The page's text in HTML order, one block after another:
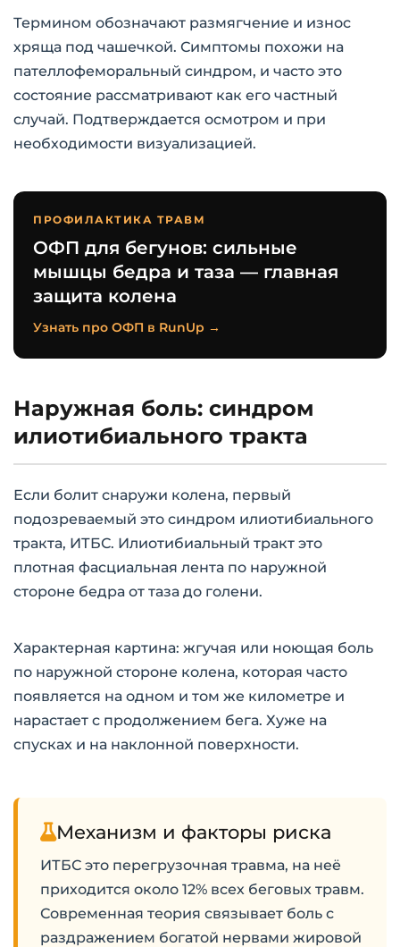
Термином обозначают размягчение и износ
хряща под чашечкой. Симптомы похожи на
пателлофеморальный синдром, и часто это
состояние рассматривают как его частный
случай. Подтверждается осмотром и при
необходимости визуализацией.
ПРОФИЛАКТИКА ТРАВМ
ОФП для бегунов: сильные
мышцы бедра и таза — главная
защита колена
Узнать про ОФП в RunUp →
Наружная боль: синдром
илиотибиального тракта
Если болит снаружи колена, первый
подозреваемый это синдром илиотибиального
тракта, ИТБС. Илиотибиальный тракт это
плотная фасциальная лента по наружной
стороне бедра от таза до голени.
Характерная картина: жгучая или ноющая боль
по наружной стороне колена, которая часто
появляется на одном и том же километре и
нарастает с продолжением бега. Хуже на
спусках и на наклонной поверхности.
Механизм и факторы риска
ИТБС это перегрузочная травма, на неё
приходится около 12% всех беговых травм.
Современная теория связывает боль с
раздражением богатой нервами жировой